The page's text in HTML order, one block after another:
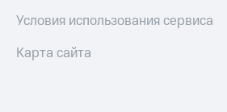
Условия использования сервиса
Карта сайта